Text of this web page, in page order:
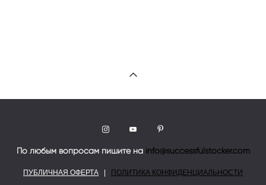
По любым вопросам пишите на info@successfulstocker.com
ПУБЛИЧНАЯ ОФЕРТА | ПОЛИТИКА КОНФИДЕНЦИАЛЬНОСТИ